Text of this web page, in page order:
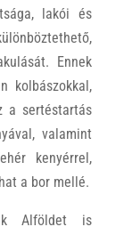
lakói és
Ennek
kolbászokkal,
a sertéstartás
valamint
kenyérrel,
a bor mellé.
Alföldet is